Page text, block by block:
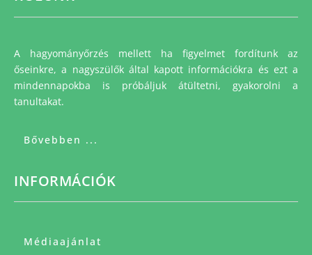
A hagyományőrzés mellett ha figyelmet fordítunk az
őseinkre, a nagyszülők által kapott információkra és ezt a
mindennapokba is próbáljuk átültetni, gyakorolni a
tanultakat.
Bővebben ...
INFORMÁCIÓK
Médiaajánlat